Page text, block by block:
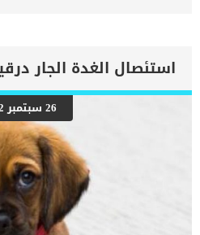
اعراض وعلامات تضخم القلب عند
بعض العلامات التي تشير إلى أن كلبك
رعاية المسنين أو قد تفكر في القتل
على شكل مجموعة من المراحل التى
النهاية. اهم علامات وفاة الكلاب بسبب
ستكون هذه العلامات عبارة عن مراحل
الوفاة. _المرحلة الاولى, تظهر ان
القلب ، ولكن ليس لديه أعراض ولا
الثانية,يعاني
26 سبتمبر 2022